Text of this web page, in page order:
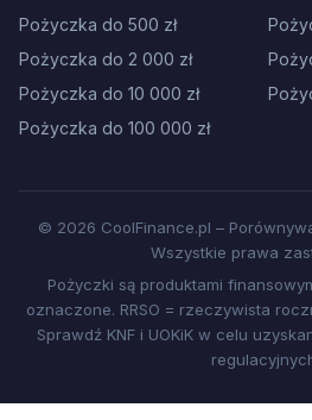
Pożyczka do 500 zł
Pożyczka do 2 000 zł
Pożyczka do 10 000 zł
Pożyczka do 100 000 zł
© 2026 CoolFinance.pl –
Wszystkie prawa
Pożyczki są produktami
oznaczone. RRSO = rzeczywista
Sprawdź KNF i UOKiK w celu